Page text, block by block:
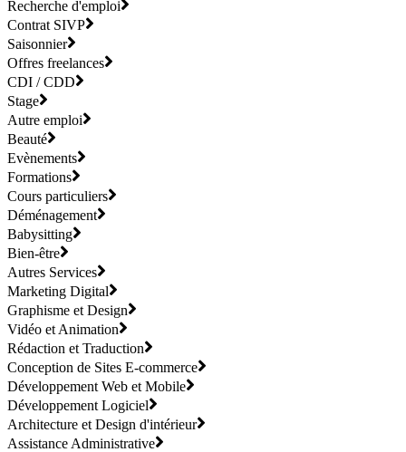
Recherche d'emploi
Contrat SIVP
Saisonnier
Offres freelances
CDI / CDD
Stage
Autre emploi
Beauté
Evènements
Formations
Cours particuliers
Déménagement
Babysitting
Bien-être
Autres Services
Marketing Digital
Graphisme et Design
Vidéo et Animation
Rédaction et Traduction
Conception de Sites E-commerce
Développement Web et Mobile
Développement Logiciel
Architecture et Design d'intérieur
Assistance Administrative